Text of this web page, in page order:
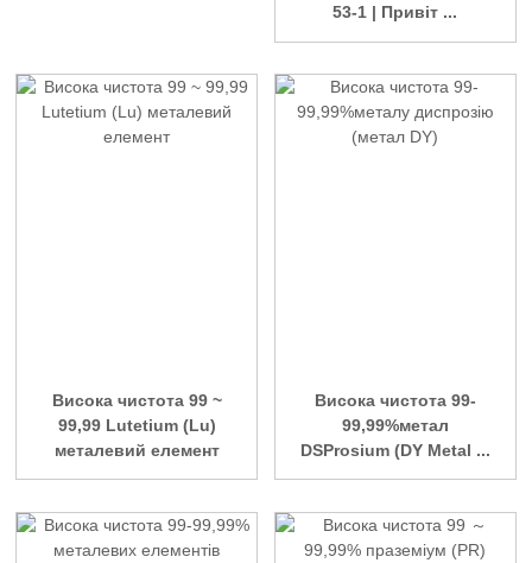
53-1 | Привіт ...
Висока чистота 99 ~
99,99 Lutetium (Lu)
металевий елемент
Висока чистота 99-
99,99%метал
DSProsium (DY Metal ...